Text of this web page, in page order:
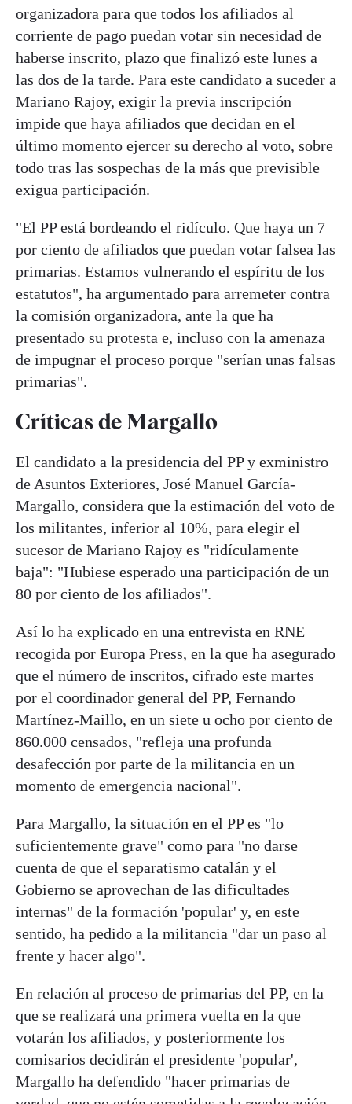
organizadora para que todos los afiliados al
corriente de pago puedan votar sin necesidad de
haberse inscrito, plazo que finalizó este lunes a
las dos de la tarde. Para este candidato a suceder a
Mariano Rajoy, exigir la previa inscripción
impide que haya afiliados que decidan en el
último momento ejercer su derecho al voto, sobre
todo tras las sospechas de la más que previsible
exigua participación.
"El PP está bordeando el ridículo. Que haya un 7
por ciento de afiliados que puedan votar falsea las
primarias. Estamos vulnerando el espíritu de los
estatutos", ha argumentado para arremeter contra
la comisión organizadora, ante la que ha
presentado su protesta e, incluso con la amenaza
de impugnar el proceso porque "serían unas falsas
primarias".
Críticas de Margallo
El candidato a la presidencia del PP y exministro
de Asuntos Exteriores, José Manuel García-
Margallo, considera que la estimación del voto de
los militantes, inferior al 10%, para elegir el
sucesor de Mariano Rajoy es "ridículamente
baja": "Hubiese esperado una participación de un
80 por ciento de los afiliados".
Así lo ha explicado en una entrevista en RNE
recogida por Europa Press, en la que ha asegurado
que el número de inscritos, cifrado este martes
por el coordinador general del PP, Fernando
Martínez-Maillo, en un siete u ocho por ciento de
860.000 censados, "refleja una profunda
desafección por parte de la militancia en un
momento de emergencia nacional".
Para Margallo, la situación en el PP es "lo
suficientemente grave" como para "no darse
cuenta de que el separatismo catalán y el
Gobierno se aprovechan de las dificultades
internas" de la formación 'popular' y, en este
sentido, ha pedido a la militancia "dar un paso al
frente y hacer algo".
En relación al proceso de primarias del PP, en la
que se realizará una primera vuelta en la que
votarán los afiliados, y posteriormente los
comisarios decidirán el presidente 'popular',
Margallo ha defendido "hacer primarias de